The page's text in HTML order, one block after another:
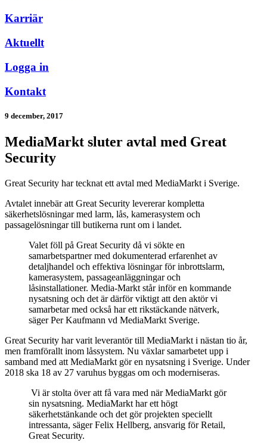
Karriär
Aktuellt
Logga in
Kontakt
9 december, 2017
MediaMarkt sluter avtal med Great
Security
Great Security har tecknat ett avtal med MediaMarkt i Sverige.
Avtalet innebär att Great Security levererar kompletta
säkerhetslösningar med larm, lås, kamerasystem och
passagelösningar till butikerna runt om i landet.
Valet föll på Great Security då vi sökte en
samarbetspartner med dokumenterad erfarenhet av
detaljhandel och effektiva lösningar för inbrottslarm,
kamerasystem, passageanläggningar och
låsinstallationer. Media-Markt står inför en kommande
nysatsning och det är därför viktigt att den aktör vi
samarbetar med också har ett rikstäckande nätverk,
säger Per Kaufmann vd MediaMarkt Sverige.
Great Security har varit leverantör till MediaMarkt i nästan tio år,
men framförallt inom låssystem. Nu växlar samarbetet upp i
samband med att MediaMarkt gör en nysatsning i Sverige. Under
2018 ska 18 av 27 varuhus byggas om och moderniseras.
Vi är stolta över att få vara med när MediaMarkt gör
sin nysatsning. MediaMarkt har ett högt
säkerhetstänkande och det gör projekten speciellt
intressanta, säger Felix Hellberg, ansvarig för Retail,
Great Security.